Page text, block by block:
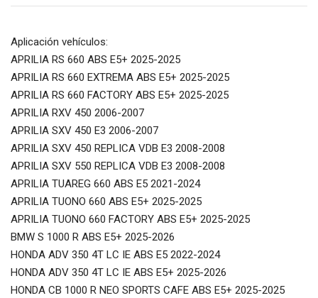
Aplicación vehículos:
APRILIA RS 660 ABS E5+ 2025-2025
APRILIA RS 660 EXTREMA ABS E5+ 2025-2025
APRILIA RS 660 FACTORY ABS E5+ 2025-2025
APRILIA RXV 450 2006-2007
APRILIA SXV 450 E3 2006-2007
APRILIA SXV 450 REPLICA VDB E3 2008-2008
APRILIA SXV 550 REPLICA VDB E3 2008-2008
APRILIA TUAREG 660 ABS E5 2021-2024
APRILIA TUONO 660 ABS E5+ 2025-2025
APRILIA TUONO 660 FACTORY ABS E5+ 2025-2025
BMW S 1000 R ABS E5+ 2025-2026
HONDA ADV 350 4T LC IE ABS E5 2022-2024
HONDA ADV 350 4T LC IE ABS E5+ 2025-2026
HONDA CB 1000 R NEO SPORTS CAFE ABS E5+ 2025-2025